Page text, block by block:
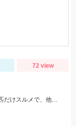
72 view
渋い感じでしたが、連鎖ありました。 20杯程で、1匹だけスルメで、他はアカイカでした♪